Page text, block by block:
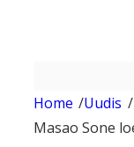
Home /Uudis /
Masao Sone